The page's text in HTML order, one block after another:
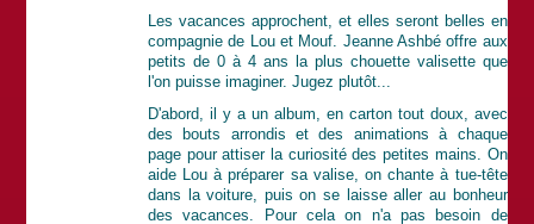
Les vacances approchent, et elles seront belles en
compagnie de Lou et Mouf. Jeanne Ashbé offre aux
petits de 0 à 4 ans la plus chouette valisette que
l'on puisse imaginer. Jugez plutôt...
D'abord, il y a un album, en carton tout doux, avec
des bouts arrondis et des animations à chaque
page pour attiser la curiosité des petites mains. On
aide Lou à préparer sa valise, on chante à tue-tête
dans la voiture, puis on se laisse aller au bonheur
des vacances. Pour cela on n'a pas besoin de